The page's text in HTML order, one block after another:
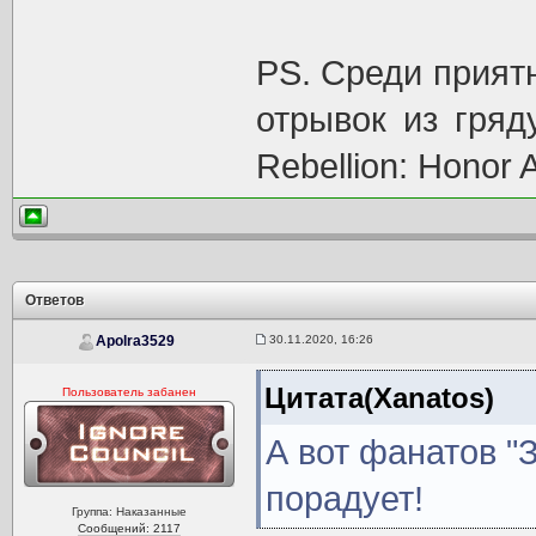
PS. Среди
отрывок из
Rebellion: Honor
Ответов
Apolra3529 30.11.2020, 16:26
Пользователь забанен
Группа: Наказанные
Сообщений: 2117
Цитата(Xanatos)
А вот фанатов
порадует!